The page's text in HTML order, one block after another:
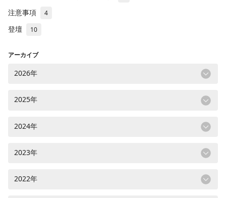
注意事項 4
登壇 10
アーカイブ
2026年
2025年
2024年
2023年
2022年